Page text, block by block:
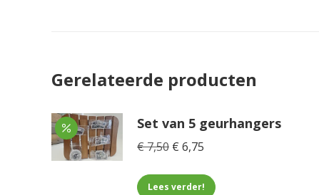
Gerelateerde producten
Set van 5 geurhangers
€7,50 Oorspronkelijke
was:
€ 6,75
is:
Lees verder!